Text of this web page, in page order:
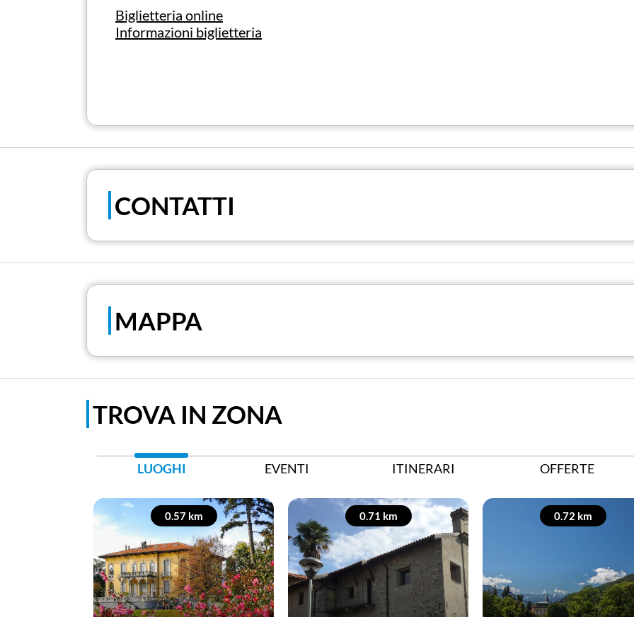
Biglietteria online
Informazioni biglietteria
CONTATTI
MAPPA
TROVA IN ZONA
LUOGHI EVENTI ITINERARI OFFERTE
0.57 km 0.71 km 0.72 km